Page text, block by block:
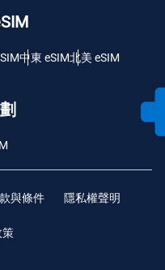
中東 eSIM北美 eSIM
與條件 隱私權聲明
策